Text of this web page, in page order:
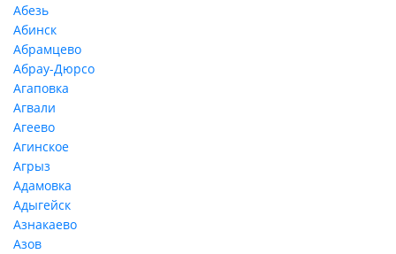
Абезь
Абинск
Абрамцево
Абрау-Дюрсо
Агаповка
Агвали
Агеево
Агинское
Агрыз
Адамовка
Адыгейск
Азнакаево
Азов